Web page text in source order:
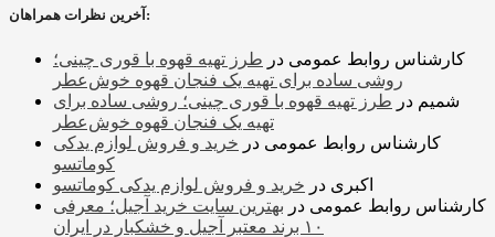
آخرین نظرات همراهان:
کارشناس روابط عمومی در طرز تهیه قهوه با قوری چینی؛
روشی ساده برای تهیه یک فنجان قهوه خوش‌عطر
شمیم در طرز تهیه قهوه با قوری چینی؛ روشی ساده برای
تهیه یک فنجان قهوه خوش‌عطر
کارشناس روابط عمومی در خرید و فروش لوازم یدکی
کوماتسو
اکبری در خرید و فروش لوازم یدکی کوماتسو
کارشناس روابط عمومی در بهترین سایت خرید آجیل؛ معرفی
۱۰ برند معتبر آجیل و خشکبار در ایران